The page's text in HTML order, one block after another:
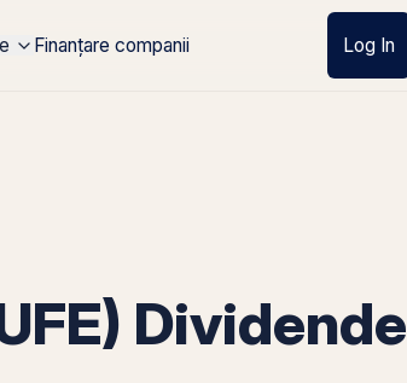
Finanțare companii Log In
Dividende